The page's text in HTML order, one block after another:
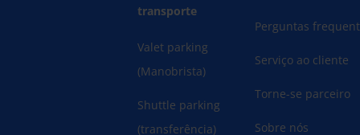
transporte
Valet parking
(Manobrista)
Shuttle parking
(transferência)
Perguntas
Serviço ao cliente
Torne-se parceiro
Sobre nós